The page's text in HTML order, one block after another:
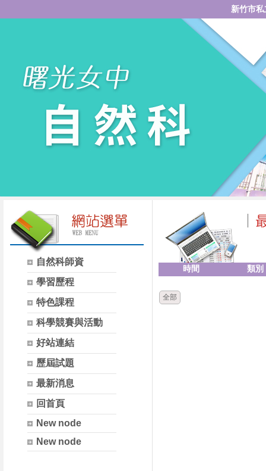
新竹市
自然科師資
學習歷程
特色課程
科學競賽與活動
好站連結
歷屆試題
最新消息
回首頁
New node
New node
時間 類別
全部